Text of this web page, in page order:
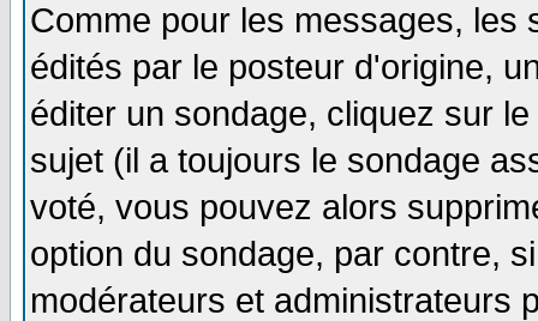
Comme pour les messages, les
édités par le posteur d'origine,
éditer un sondage, cliquez sur
sujet (il a toujours le sondage
voté, vous pouvez alors
option du sondage, par contre,
modérateurs et administrateurs